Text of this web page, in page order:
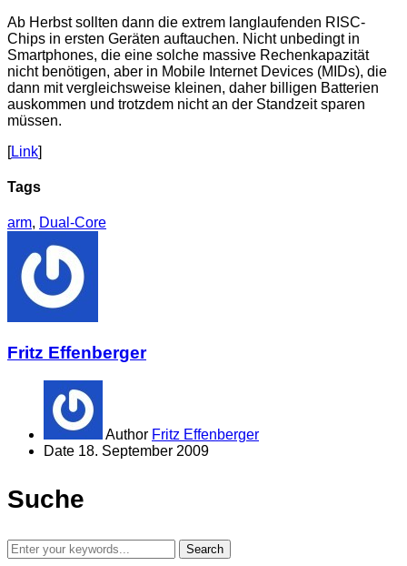
Ab Herbst sollten dann die extrem langlaufenden RISC-
Chips in ersten Geräten auftauchen. Nicht unbedingt in
Smartphones, die eine solche massive Rechenkapazität
nicht benötigen, aber in Mobile Internet Devices (MIDs), die
dann mit vergleichsweise kleinen, daher billigen Batterien
auskommen und trotzdem nicht an der Standzeit sparen
müssen.
[Link]
Tags
arm, Dual-Core
Fritz Effenberger
Author Fritz Effenberger
Date 18. September 2009
Suche